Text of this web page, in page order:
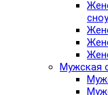
Мужская